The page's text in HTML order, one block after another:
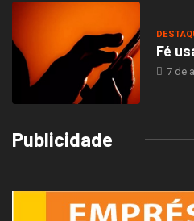
Fé
7 de
Publicidade